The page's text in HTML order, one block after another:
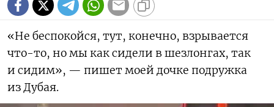
«Не беспокойся, тут, конечно, взрывается
что-то, но мы как сидели в шезлонгах, так
и сидим», — пишет моей дочке подружка
из Дубая.